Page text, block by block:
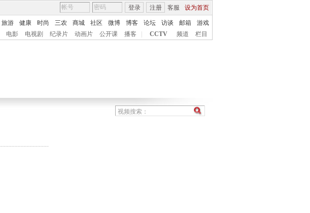
客服 设为首页
登录 注册
旅游 健康 时尚 三农 商城 社区 微博 博客 论坛 访谈 邮箱
游戏
电影 电视剧 纪录片 动画片 公开课 播客 CCTV 频道 栏目